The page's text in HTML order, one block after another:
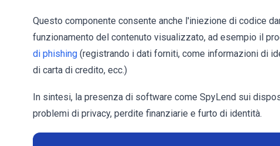
Questo componente consente anche l'iniezione di codice
funzionamento del contenuto visualizzato, ad esempio il
di phishing (registrando i dati forniti, come informazioni di
di carta di credito, ecc.)
In sintesi, la presenza di software come SpyLend sui
problemi di privacy, perdite finanziarie e furto di identità.